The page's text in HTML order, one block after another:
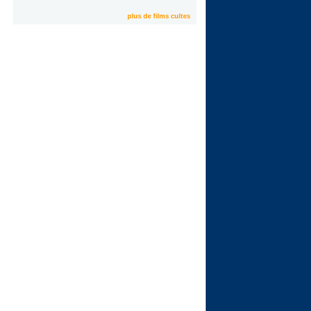
plus de films cultes